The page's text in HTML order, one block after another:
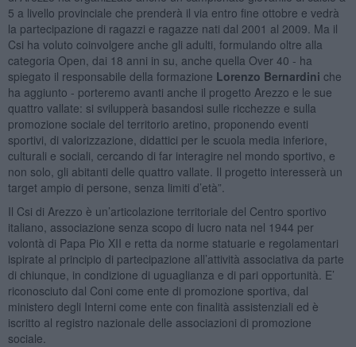
5 a livello provinciale che prenderà il via entro fine ottobre e vedrà
la partecipazione di ragazzi e ragazze nati dal 2001 al 2009. Ma il
Csi ha voluto coinvolgere anche gli adulti, formulando oltre alla
categoria Open, dai 18 anni in su, anche quella Over 40 - ha
spiegato il responsabile della formazione Lorenzo Bernardini che
ha aggiunto - porteremo avanti anche il progetto Arezzo e le sue
quattro vallate: si svilupperà basandosi sulle ricchezze e sulla
promozione sociale del territorio aretino, proponendo eventi
sportivi, di valorizzazione, didattici per le scuola media inferiore,
culturali e sociali, cercando di far interagire nel mondo sportivo, e
non solo, gli abitanti delle quattro vallate. Il progetto interesserà un
target ampio di persone, senza limiti d’età”.
Il Csi di Arezzo è un’articolazione territoriale del Centro sportivo
italiano, associazione senza scopo di lucro nata nel 1944 per
volontà di Papa Pio XII e retta da norme statuarie e regolamentari
ispirate al principio di partecipazione all’attività associativa da parte
di chiunque, in condizione di uguaglianza e di pari opportunità. E’
riconosciuto dal Coni come ente di promozione sportiva, dal
ministero degli Interni come ente con finalità assistenziali ed è
iscritto al registro nazionale delle associazioni di promozione
sociale.